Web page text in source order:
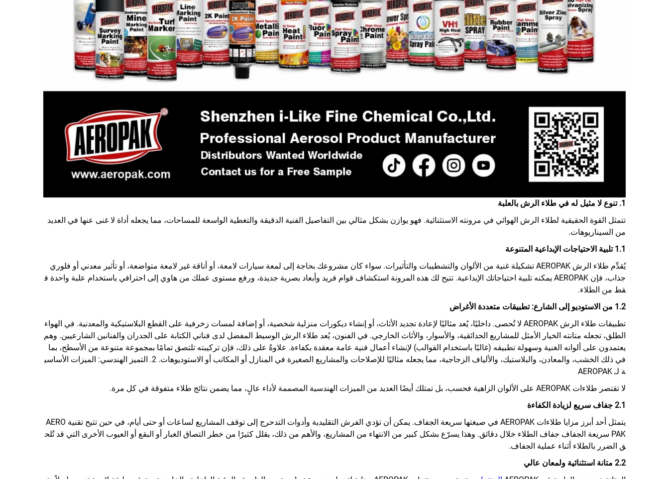
1. تنوع لا مثيل له في طلاء الرش بالعلبة
تتمثل القوة الحقيقية لطلاء الرش الهوائي في مرونته الاستثنائية. فهو يوازن بشكل مثالي بين التفاصيل الفنية الدقيقة والتغطية الواسعة للمساحات، مما يجعله أداة لا غنى عنها في العديد
من السيناريوهات.
1.1 تلبية الاحتياجات الإبداعية المتنوعة
يُقدِّم طلاء الرش AEROPAK تشكيلة غنية من الألوان والتشطيبات والتأثيرات. سواء كان مشروعك بحاجة إلى لمعة سيارات لامعة، أو أناقة غير لامعة متواضعة، أو تأثير معدني أو فلوري
جذاب، فإن AEROPAK يمكنه تلبية احتياجاتك الإبداعية. تتيح لك هذه المرونة استكشاف قوام فريد وأبعاد بصرية جديدة، ورفع مستوى عملك من هاوي إلى احترافي باستخدام علبة واحدة ف
قط من الطلاء.
1.2 من الاستوديو إلى الشارع: تطبيقات متعددة الأغراض
تطبيقات طلاء الرش AEROPAK لا تُحصى. داخليًا، يُعد مثاليًا لإعادة تجديد الأثاث، أو إنشاء ديكورات منزلية شخصية، أو إضافة لمسات زخرفية على القطع البلاستيكية والمعدنية. في الهواء
الطلق، تجعله متانته الخيار الأمثل للمشاريع الحدائقية، والأسوار، والأثاث الخارجي. في الفنون، يُعد طلاء الرش الوسيط المفضل لدى فناني الكتابة على الجدران والفنانين الشارعيين. وهم
يعتمدون على ألوانه الغنية وسهولة تطبيقه (غالبًا باستخدام القوالب) لإنشاء أعمال فنية عامة معقدة بكفاءة. علاوةً على ذلك، فإن تركيبته تلتصق تمامًا بمجموعة متنوعة من الأسطح، بما
في ذلك الخشب، والمعادن، والبلاستيك، والألياف الزجاجية، مما يجعله مثاليًا للإصلاحات والمشاريع الصغيرة في المنازل أو المكاتب أو الاستوديوهات. 2. التميز الهندسي: الميزات الأساسي
ة لـ AEROPAK
لا تقتصر طلاءات AEROPAK على الألوان الزاهية فحسب، بل تمتلك أيضًا العديد من الميزات الهندسية المصممة لأداء عالٍ، مما يضمن نتائج طلاء متفوقة في كل مرة.
2.1 جفاف سريع لزيادة الكفاءة
يتمثل أحد أبرز مزايا طلاءات AEROPAK في صيغتها سريعة الجفاف. يمكن أن تؤدي الفرش التقليدية وأدوات التدحرج إلى توقف المشاريع لساعات أو حتى أيام، في حين تتيح تقنية AERO
PAK سريعة الجفاف جفاف الطلاء خلال دقائق. وهذا يسرّع بشكل كبير من الانتهاء من المشاريع، والأهم من ذلك، يقلل كثيرًا من خطر التصاق الغبار أو البقع أو العيوب الأخرى التي قد تُلح
ق الضرر بالطلاء أثناء عملية الجفاف.
2.2 متانة استثنائية ولمعان عالي